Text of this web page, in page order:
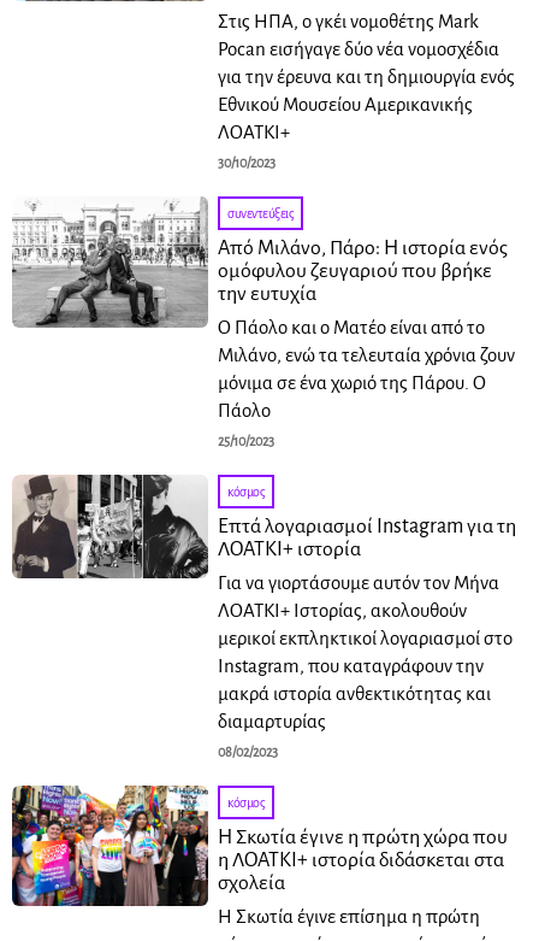
Στις ΗΠΑ, ο γκέι νομοθέτης Mark
Pocan εισήγαγε δύο νέα νομοσχέδια
για την έρευνα και τη δημιουργία ενός
Εθνικού Μουσείου Αμερικανικής
ΛΟΑΤΚΙ+
30/10/2023
συνεντεύξεις
Από Μιλάνο, Πάρο: Η ιστορία ενός
ομόφυλου ζευγαριού που βρήκε
την ευτυχία
Ο Πάολο και ο Ματέο είναι από το
Μιλάνο, ενώ τα τελευταία χρόνια ζουν
μόνιμα σε ένα χωριό της Πάρου. Ο
Πάολο
25/10/2023
κόσμος
Επτά λογαριασμοί Instagram για τη
ΛΟΑΤΚΙ+ ιστορία
Για να γιορτάσουμε αυτόν τον Μήνα
ΛΟΑΤΚΙ+ Ιστορίας, ακολουθούν
μερικοί εκπληκτικοί λογαριασμοί στο
Instagram, που καταγράφουν την
μακρά ιστορία ανθεκτικότητας και
διαμαρτυρίας
08/02/2023
κόσμος
Η Σκωτία έγινε η πρώτη χώρα που
η ΛΟΑΤΚΙ+ ιστορία διδάσκεται στα
σχολεία
Η Σκωτία έγινε επίσημα η πρώτη